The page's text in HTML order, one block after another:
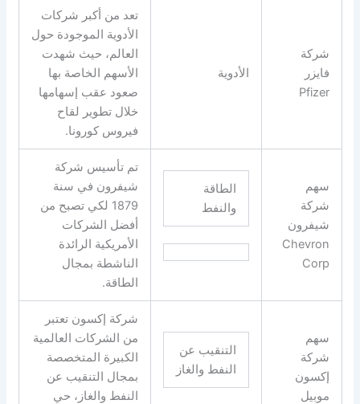
شركة
فايزر
Pfizer
الأدوية
تعد من أكبر شركات
الأدوية الموجودة حول
العالم، حيث شهدت
الأسهم الخاصة بها
صعود عقب إسهامها
خلال تطوير لقاح
فيروس كورونا.
سهم
شركة
شيفرون
Chevron
Corp
الطاقة
والنفط
تم تأسيس شركة
شيفرون في سنة
1879 لكي تصبح من
أفضل الشركات
الأمريكية الرائدة
الناشطة بمجال
الطاقة.
سهم
شركة
إكسون
موبيل
التنقيب عن
النفط والغاز
شركة إكسون تعتبر
من الشركات العالمية
الكبيرة المتخصصة
بمجال التنقيب عن
النفط والغاز، حي